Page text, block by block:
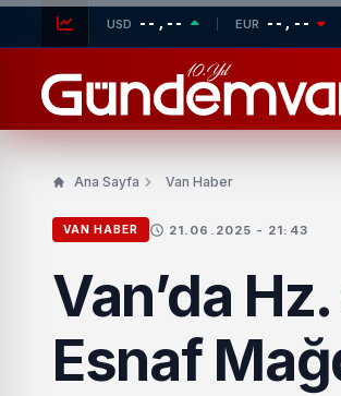
USD --,-- EUR --,--
Ana Sayfa Van Haber
VAN HABER 21.06.2025 - 21:43
Van’da
Esnaf